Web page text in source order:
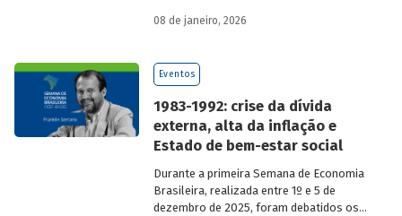
economia do país nos últimos 40 anos,
economistas renomados.
08 de janeiro, 2026
Eventos
1983-1992: crise da dívida
externa, alta da inflação e
Estado de bem-estar social
Durante a primeira Semana de Economia
Brasileira, realizada entre 1º e 5 de
dezembro de 2025, foram debatidos os